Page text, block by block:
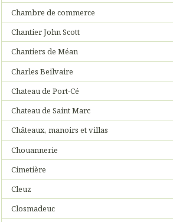
Chambre de commerce
Chantier John Scott
Chantiers de Méan
Charles Beilvaire
Chateau de Port-Cé
Chateau de Saint Marc
Châteaux, manoirs et villas
Chouannerie
Cimetière
Cleuz
Closmadeuc